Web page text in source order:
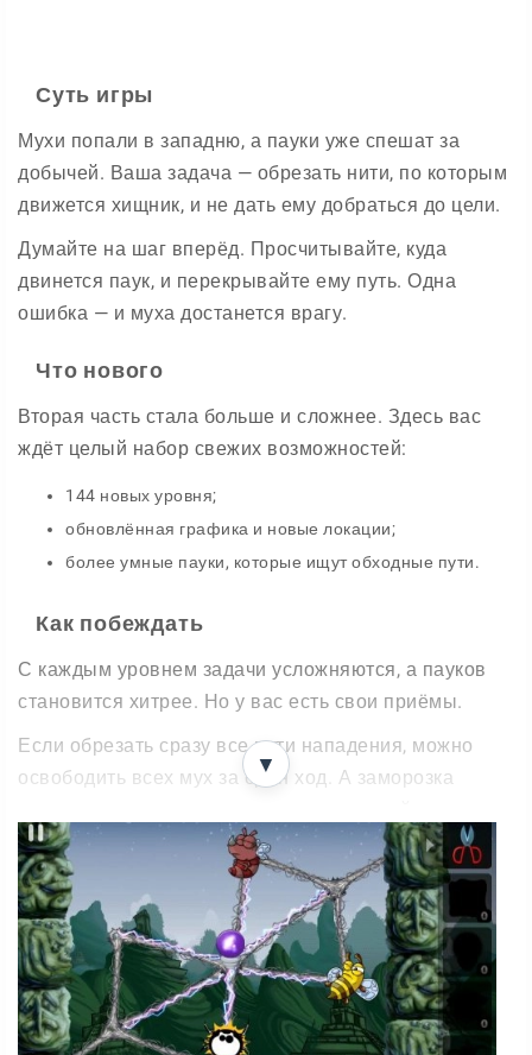
Суть игры
Мухи попали в западню, а пауки уже спешат за
добычей. Ваша задача — обрезать нити, по которым
движется хищник, и не дать ему добраться до цели.
Думайте на шаг вперёд. Просчитывайте, куда
двинется паук, и перекрывайте ему путь. Одна
ошибка — и муха достанется врагу.
Что нового
Вторая часть стала больше и сложнее. Здесь вас
ждёт целый набор свежих возможностей:
144 новых уровня;
обновлённая графика и новые локации;
более умные пауки, которые ищут обходные пути.
Как побеждать
С каждым уровнем задачи усложняются, а пауков
становится хитрее. Но у вас есть свои приёмы.
Если обрезать сразу все пути нападения, можно
освободить всех мух за один ход. А заморозка
раунде.
Для кого игра
Простые правила и приятная музыка делаютGreedy
Spiders 2 отличной тренировкой для ума. Игра
увлечёт и взрослых, и детей — оторваться от
уровней будет непросто.
▼